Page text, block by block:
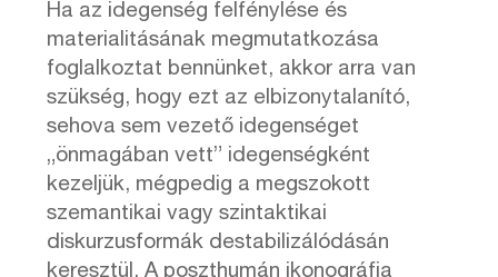
Ha az idegenség felfénylése és
materialitásának megmutatkozása
foglalkoztat bennünket, akkor arra van
szükség, hogy ezt az elbizonytalanító,
sehova sem vezető idegenséget
„önmagában vett” idegenségként
kezeljük, mégpedig a megszokott
szemantikai vagy szintaktikai
diskurzusformák destabilizálódásán
keresztül. A poszthumán ikonográfia